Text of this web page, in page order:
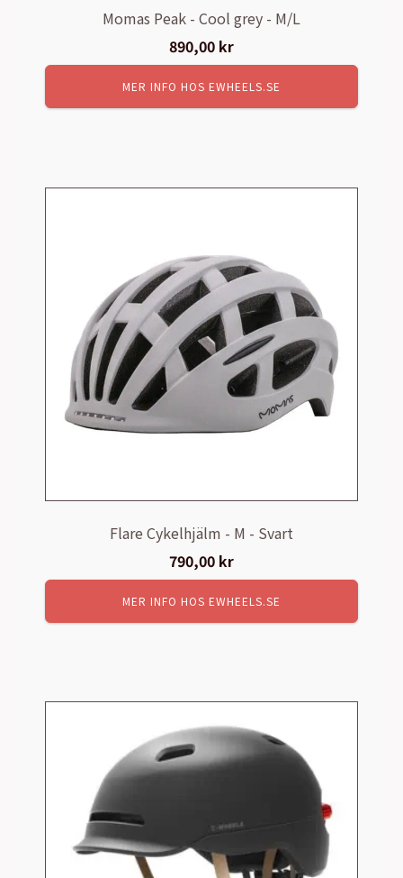
Momas Peak - Cool grey - M/L
890,00 kr
MER INFO HOS EWHEELS.SE
Flare Cykelhjälm - M - Svart
790,00 kr
MER INFO HOS EWHEELS.SE